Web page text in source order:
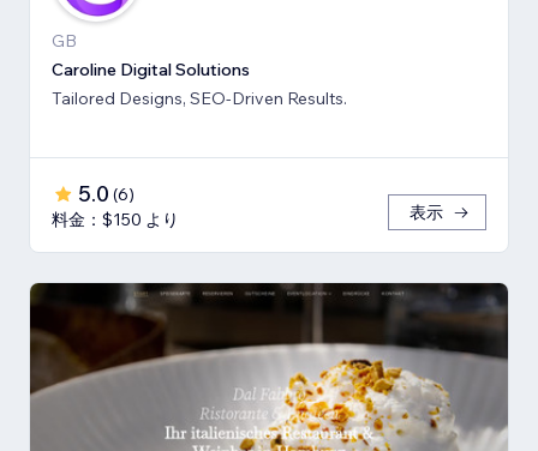
GB
Caroline Digital Solutions
Tailored Designs, SEO-Driven Results.
5.0 (6)
料金：$150 より
表示